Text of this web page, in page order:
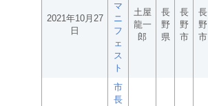
2021年10月27
日
マ
ニ
フ
ェ
ス
ト
土屋
龍一
郎
長
野
県
長
野
市
長
野
市
市
長